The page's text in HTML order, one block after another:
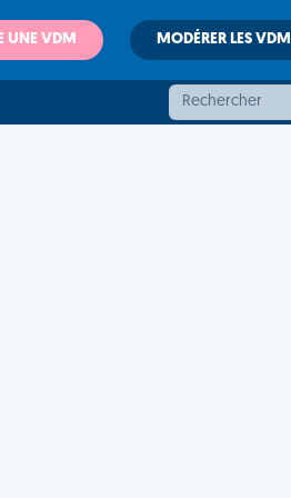
UNE VDM MODÉRER LES VDM